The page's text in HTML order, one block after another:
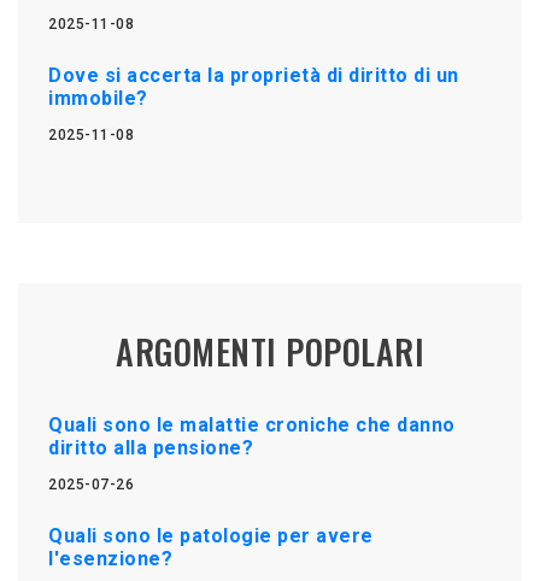
2025-11-08
Dove si accerta la proprietà di diritto di un
immobile?
2025-11-08
ARGOMENTI POPOLARI
Quali sono le malattie croniche che danno
diritto alla pensione?
2025-07-26
Quali sono le patologie per avere
l'esenzione?